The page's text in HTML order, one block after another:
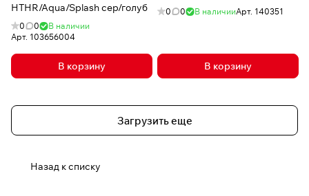
HTHR/Aqua/Splash сер/голуб
0 0
В наличии
Арт. 103656004
В корзину
0 0 В наличииАрт. 140351
В корзину
Загрузить еще
Назад к списку